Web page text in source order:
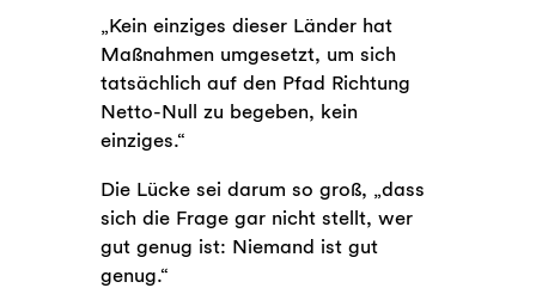
„Kein einziges dieser Länder hat
Maßnahmen umgesetzt, um sich
tatsächlich auf den Pfad Richtung
Netto-Null zu begeben, kein
einziges.“
Die Lücke sei darum so groß, „dass
sich die Frage gar nicht stellt, wer
gut genug ist: Niemand ist gut
genug.“